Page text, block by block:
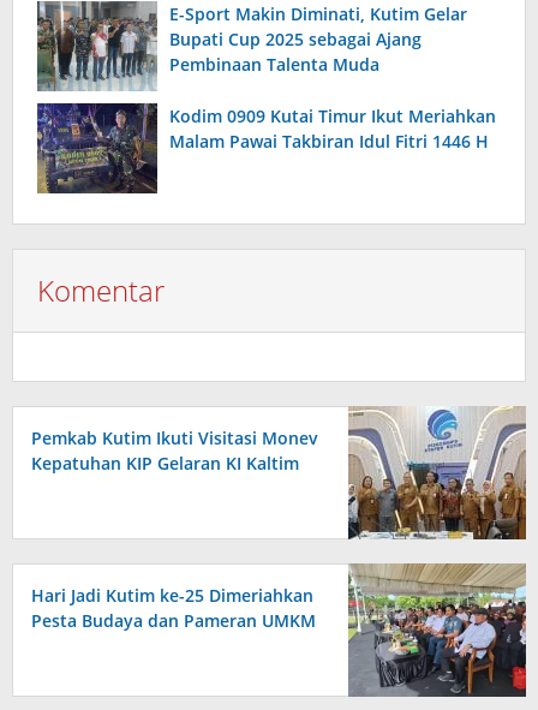
E-Sport Makin Diminati, Kutim Gelar
Bupati Cup 2025 sebagai Ajang
Pembinaan Talenta Muda
Kodim 0909 Kutai Timur Ikut Meriahkan
Malam Pawai Takbiran Idul Fitri 1446 H
Komentar
Pemkab Kutim Ikuti Visitasi Monev
Kepatuhan KIP Gelaran KI Kaltim
Hari Jadi Kutim ke-25 Dimeriahkan
Pesta Budaya dan Pameran UMKM